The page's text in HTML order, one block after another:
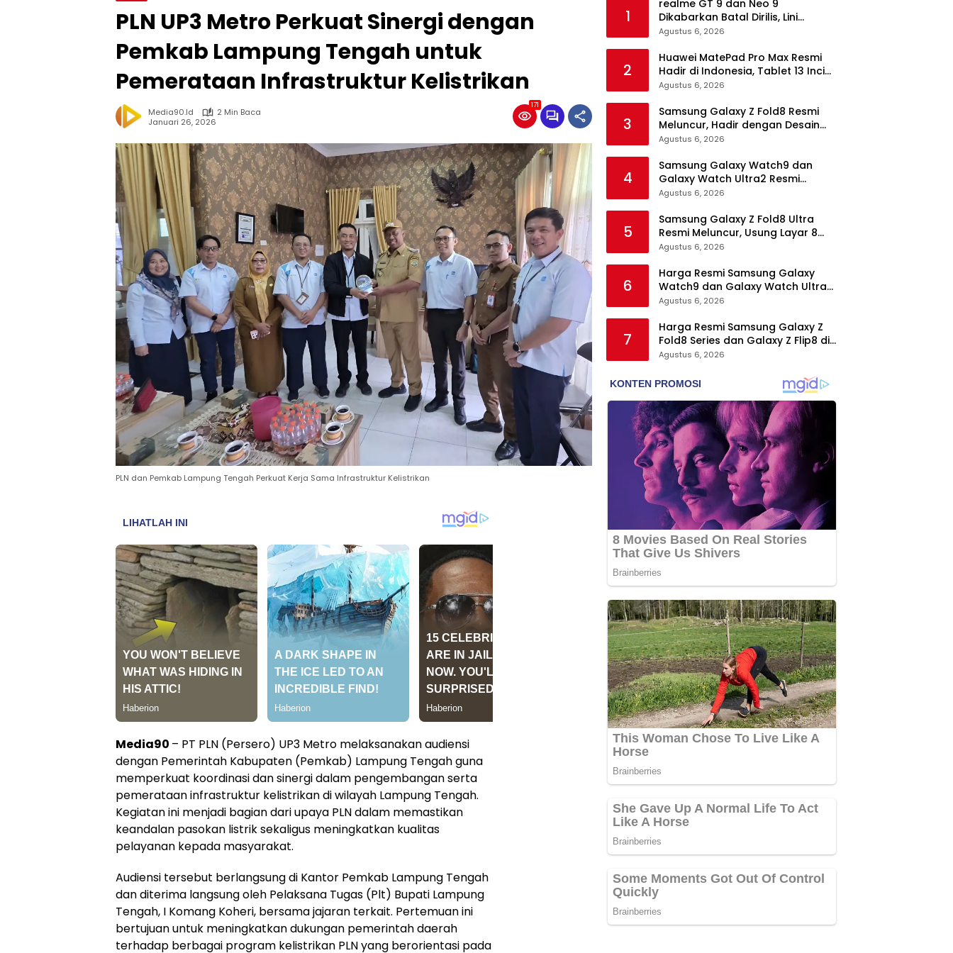
PLN UP3 Metro Perkuat Sinergi dengan
Pemkab Lampung Tengah untuk
Pemerataan Infrastruktur Kelistrikan
Media90.id
2 Min Baca
Januari 26, 2026
171
PLN dan Pemkab Lampung Tengah Perkuat Kerja Sama Infrastruktur Kelistrikan
Media90 – PT PLN (Persero) UP3 Metro melaksanakan audiensi
dengan Pemerintah Kabupaten (Pemkab) Lampung Tengah guna
memperkuat koordinasi dan sinergi dalam pengembangan serta
pemerataan infrastruktur kelistrikan di wilayah Lampung Tengah.
Kegiatan ini menjadi bagian dari upaya PLN dalam memastikan
keandalan pasokan listrik sekaligus meningkatkan kualitas
pelayanan kepada masyarakat.
Audiensi tersebut berlangsung di Kantor Pemkab Lampung Tengah
dan diterima langsung oleh Pelaksana Tugas (Plt) Bupati Lampung
Tengah, I Komang Koheri, bersama jajaran terkait. Pertemuan ini
bertujuan untuk meningkatkan dukungan pemerintah daerah
terhadap berbagai program kelistrikan PLN yang berorientasi pada
1
realme GT 9 dan Neo 9
Dikabarkan Batal Dirilis, Lini
Flagship realme Terancam
Agustus 6, 2026
2
Huawei MatePad Pro Max Resmi
Hadir di Indonesia, Tablet 13 Inci
Tertipis dan Teringan
Agustus 6, 2026
3
Samsung Galaxy Z Fold8 Resmi
Meluncur, Hadir dengan Desain
Lebih Pendek dan Lebar
Agustus 6, 2026
4
Samsung Galaxy Watch9 dan
Galaxy Watch Ultra2 Resmi
Meluncur, Bawa AI, Snapdragon
Baru
Agustus 6, 2026
5
Samsung Galaxy Z Fold8 Ultra
Resmi Meluncur, Usung Layar 8
Inci, Kamera 200MP dan
Agustus 6, 2026
6
Harga Resmi Samsung Galaxy
Watch9 dan Galaxy Watch Ultra2
di Indonesia, Mulai Rp5,9 Jutaan
Agustus 6, 2026
7
Harga Resmi Samsung Galaxy Z
Fold8 Series dan Galaxy Z Flip8 di
Indonesia, Mulai Rp19 Jutaan
Agustus 6, 2026